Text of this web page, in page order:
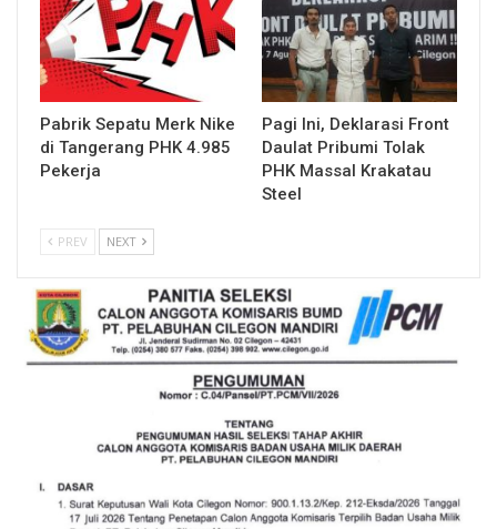
Pabrik Sepatu Merk Nike
di Tangerang PHK 4.985
Pekerja
Pagi Ini, Deklarasi Front
Daulat Pribumi Tolak
PHK Massal Krakatau
Steel
PREV NEXT